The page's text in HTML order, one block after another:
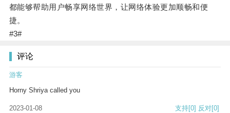
都能够帮助用户畅享网络世界，让网络体验更加顺畅和便
捷。
#3#
评论
游客
Horny Shriya called you
2023-01-08 支持[0] 反对[0]